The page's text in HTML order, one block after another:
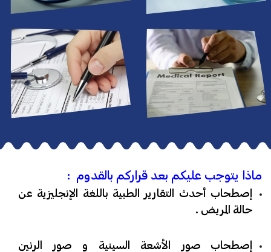
ماذا يتوجب عليكم بعد قراركم بالقدوم :
إصطحاب أحدث التقارير الطبية باللغة الإنجليزية عن
حالة المريض .
إصطحاب صور الأشعة السينية و صور الرنين